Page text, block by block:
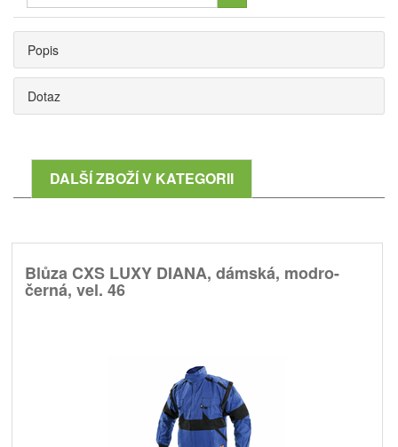
Popis
Dotaz
DALŠÍ ZBOŽÍ V KATEGORII
Blůza CXS LUXY DIANA, dámská, modro-
černá, vel. 46